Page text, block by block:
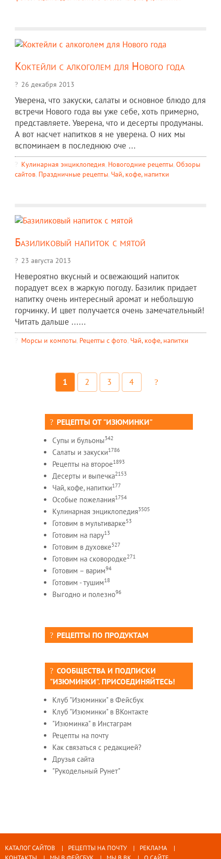
Коктейли с алкоголем для Нового года
26 декабря 2013
Уверена, что закуски, салаты и основное блюдо для
встречи Нового года вы уже себе, хоть примерно,
представляете. Уверена, что и десерты продуманы.
А вот насчет напитков я не уверена. О них мы
вспоминаем в последнюю оче ...
Кулинарная энциклопедия, Новогодние рецепты, Обзоры
сайтов, Праздничные рецепты, Чай, кофе, напитки
Базиликовый напиток с мятой
23 августа 2013
Невероятно вкусный и освежающий напиток
порадует всех в жаркую погоду. Базилик придает
напитку очень интересный аромат и небольшую
горчинку. И цвет получается очень замечательный!
Читать дальше ......
Морсы и компоты, Рецепты c фото, Чай, кофе, напитки
1 2 3 4
РЕЦЕПТЫ ОТ "ИЗЮМИНКИ"
Супы и бульоны342
Салаты и закуски1786
Рецепты на второе1893
Десерты и выпечка2153
Чай, кофе, напитки177
Особые пожелания1754
Кулинарная энциклопедия3505
Готовим в мультиварке53
Готовим на пару13
Готовим в духовке527
Готовим на сковородке271
Готовим – варим94
Готовим - тушим18
Выгодно и полезно96
РЕЦЕПТЫ ПО ПРОДУКТАМ
СООБЩЕСТВА И ПОДПИСКИ
"ИЗЮМИНКИ". ПРИСОЕДИНЯЙТЕСЬ!
Клуб "Изюминки" в Фейсбук
Клуб "Изюминки" в ВКонтакте
"Изюминка" в Инстаграм
Рецепты на почту
Как связаться с редакцией?
Друзья сайта
"Рукодельный Рунет"
КАТАЛОГ САЙТОВ РЕЦЕПТЫ НА ПОЧТУ
РЕКЛАМА